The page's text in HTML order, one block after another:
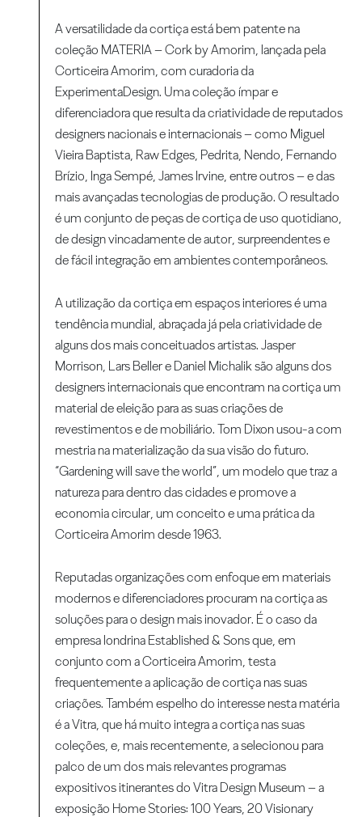
A versatilidade da cortiça está bem patente na
coleção MATERIA – Cork by Amorim, lançada pela
Corticeira Amorim, com curadoria da
ExperimentaDesign. Uma coleção ímpar e
diferenciadora que resulta da criatividade de reputados
designers nacionais e internacionais – como Miguel
Vieira Baptista, Raw Edges, Pedrita, Nendo, Fernando
Brízio, Inga Sempé, James Irvine, entre outros – e das
mais avançadas tecnologias de produção. O resultado
é um conjunto de peças de cortiça de uso quotidiano,
de design vincadamente de autor, surpreendentes e
de fácil integração em ambientes contemporâneos.
A utilização da cortiça em espaços interiores é uma
tendência mundial, abraçada já pela criatividade de
alguns dos mais conceituados artistas. Jasper
Morrison, Lars Beller e Daniel Michalik são alguns dos
designers internacionais que encontram na cortiça um
material de eleição para as suas criações de
revestimentos e de mobiliário. Tom Dixon usou-a com
mestria na materialização da sua visão do futuro.
“Gardening will save the world”, um modelo que traz a
natureza para dentro das cidades e promove a
economia circular, um conceito e uma prática da
Corticeira Amorim desde 1963.
Reputadas organizações com enfoque em materiais
modernos e diferenciadores procuram na cortiça as
soluções para o design mais inovador. É o caso da
empresa londrina Established & Sons que, em
conjunto com a Corticeira Amorim, testa
frequentemente a aplicação de cortiça nas suas
criações. Também espelho do interesse nesta matéria
é a Vitra, que há muito integra a cortiça nas suas
coleções, e, mais recentemente, a selecionou para
palco de um dos mais relevantes programas
expositivos itinerantes do Vitra Design Museum – a
exposição Home Stories: 100 Years, 20 Visionary